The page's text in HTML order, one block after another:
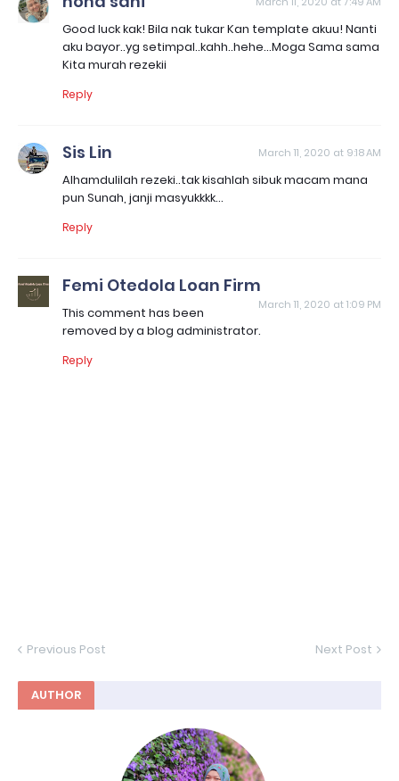
Good luck kak! Bila nak tukar Kan template akuu! Nanti
aku bayor..yg setimpal..kahh..hehe...Moga Sama sama
Kita murah rezekii
Reply
Sis Lin March 11, 2020 at 9:18 AM
Alhamdulilah rezeki..tak kisahlah sibuk macam mana
pun Sunah, janji masyukkkk...
Reply
Femi Otedola Loan Firm
March 11, 2020 at 1:09 PM
This comment has been
removed by a blog administrator.
Reply
Previous Post Next Post
AUTHOR